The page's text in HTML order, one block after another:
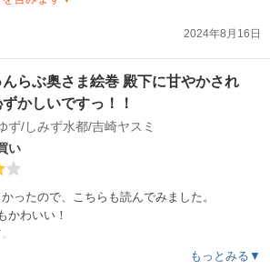
2024年8月16日
らぶ奥さま絵巻 殿下に甘やかされ
かしいですっ！！
ず/しみず水都/吉崎ヤスミ
い
ったので、こちらも読んでみました。
かわいい！
もっとみる▼